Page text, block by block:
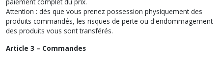
Attention : dès que vous prenez possession physiquement des
produits commandés, les risques de perte ou d'endommagement
des produits vous sont transférés.
Article 3 – Commandes